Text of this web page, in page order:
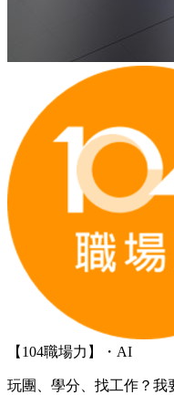
【104職場力】・AI
玩團、學分、找工作？我